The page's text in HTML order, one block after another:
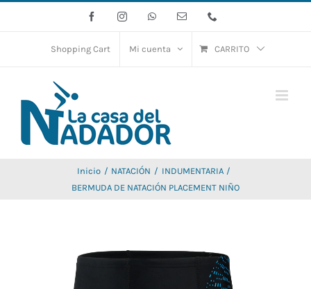
FacebookInstagramWhatsAppCorreo
Shopping Cart Mi cuenta CARRITO
Inicio NATACIÓN
INDUMENTARIA
BERMUDA DE NATACIÓN PLACEMENT NIÑO